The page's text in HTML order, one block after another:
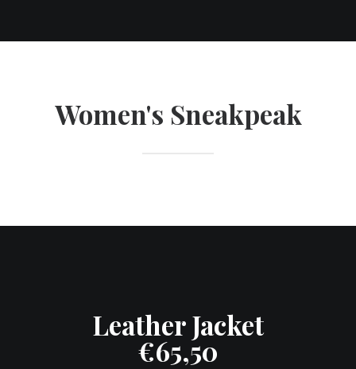
Women's Sneakpeak
Leather Jacket
€65,50